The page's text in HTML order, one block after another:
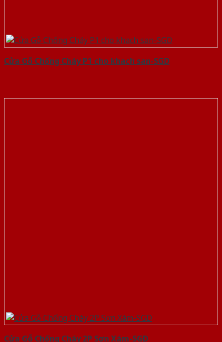
Cửa Gỗ Chống Cháy P1 cho khach san-SGD
Cửa Gỗ Chống Cháy 2P Sơn Xám-SGD